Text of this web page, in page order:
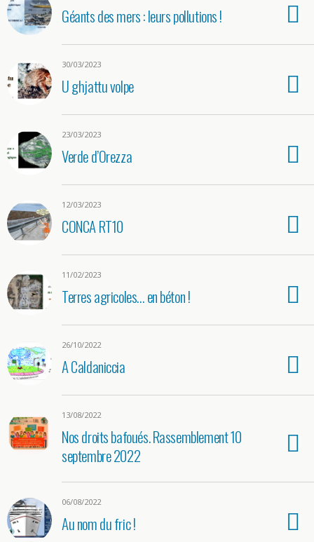
Géants des mers : leurs pollutions !
30/03/2023
U ghjattu volpe
23/03/2023
Verde d’Orezza
12/03/2023
CONCA RT10
11/02/2023
Terres agricoles… en béton !
26/10/2022
A Caldaniccia
13/08/2022
Nos droits bafoués. Rassemblement 10
septembre 2022
06/08/2022
Au nom du fric !